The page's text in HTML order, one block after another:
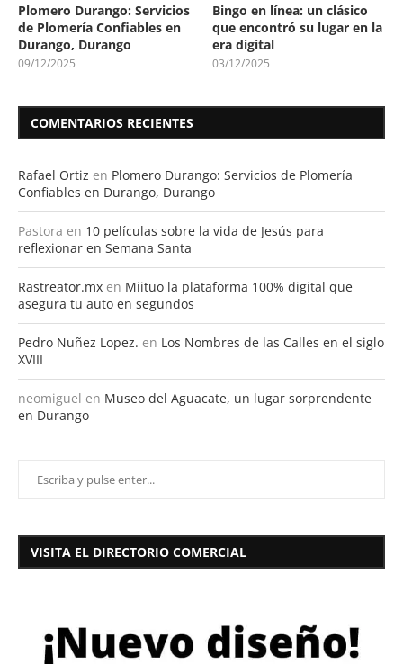
Plomero Durango: Servicios
de Plomería Confiables en
Durango, Durango
09/12/2025
Bingo en línea: un clásico
que encontró su lugar en la
era digital
03/12/2025
COMENTARIOS RECIENTES
Rafael Ortiz en Plomero Durango: Servicios de Plomería
Confiables en Durango, Durango
Pastora en 10 películas sobre la vida de Jesús para
reflexionar en Semana Santa
Rastreator.mx en Miituo la plataforma 100% digital que
asegura tu auto en segundos
Pedro Nuñez Lopez. en Los Nombres de las Calles en el siglo
XVIII
neomiguel en Museo del Aguacate, un lugar sorprendente
en Durango
VISITA EL DIRECTORIO COMERCIAL